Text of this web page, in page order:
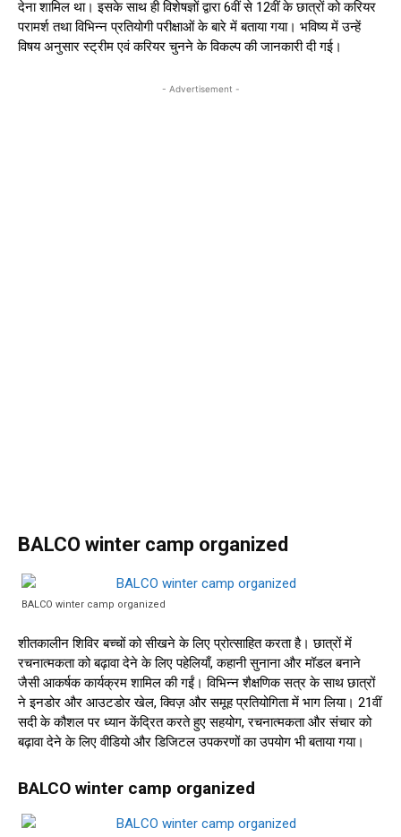
देना शामिल था। इसके साथ ही विशेषज्ञों द्वारा 6वीं से 12वीं के छात्रों को करियर
परामर्श तथा विभिन्न प्रतियोगी परीक्षाओं के बारे में बताया गया। भविष्य में उन्हें
विषय अनुसार स्ट्रीम एवं करियर चुनने के विकल्प की जानकारी दी गई।
- Advertisement -
BALCO winter camp organized
BALCO winter camp organized
शीतकालीन शिविर बच्चों को सीखने के लिए प्रोत्साहित करता है। छात्रों में
रचनात्मकता को बढ़ावा देने के लिए पहेलियाँ, कहानी सुनाना और मॉडल बनाने
जैसी आकर्षक कार्यक्रम शामिल की गईं। विभिन्न शैक्षणिक सत्र के साथ छात्रों
ने इनडोर और आउटडोर खेल, क्विज़ और समूह प्रतियोगिता में भाग लिया। 21वीं
सदी के कौशल पर ध्यान केंद्रित करते हुए सहयोग, रचनात्मकता और संचार को
बढ़ावा देने के लिए वीडियो और डिजिटल उपकरणों का उपयोग भी बताया गया।
BALCO winter camp organized